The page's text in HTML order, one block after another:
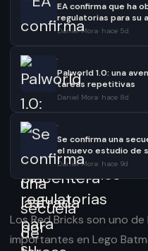
Los Red Bricks son uno
importantes en Lego
EA confirma que ha
regulatorias para su
Daniel Mora hace 5d
·
Palworld 1.0: una
tareas repetitivas
Daniel Mora hace 8d
·
Se confirma una
el nuevo estudio de
Daniel Mora hace 9d